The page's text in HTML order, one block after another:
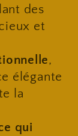
des
et
,
élégante
la
qui